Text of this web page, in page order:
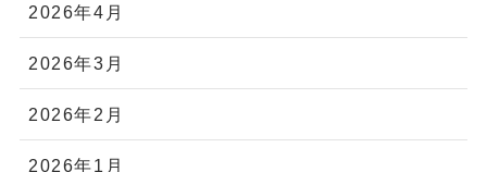
2026年4月
2026年3月
2026年2月
2026年1月